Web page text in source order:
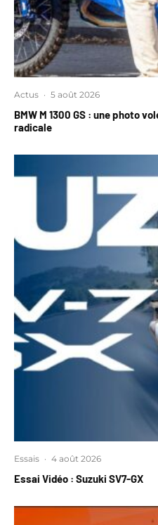
Actus · 5 août 2026
BMW M 1300 GS : une photo
radicale
Essais · 4 août 2026
Essai Vidéo : Suzuki SV7-GX